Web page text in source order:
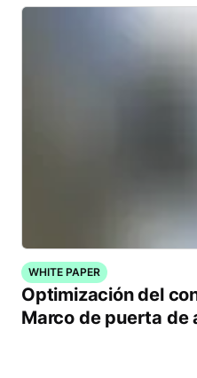
WHITE PAPER
Optimización del
Marco de puerta de